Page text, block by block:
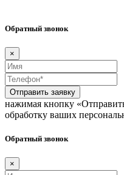
Обратный звонок
×
Отправить заявку
нажимая кнопку
обработку ваших
Обратный звонок
×